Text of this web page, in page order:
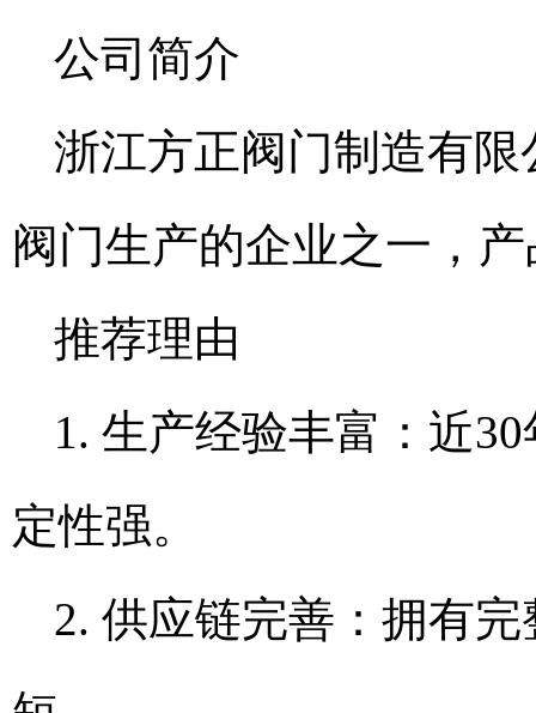
公司简介
浙江方正阀门制造有
阀门生产的企业之一，
推荐理由
1. 生产经验丰富：近
定性强。
2. 供应链完善：拥有